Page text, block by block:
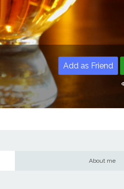
Add as Friend
About me